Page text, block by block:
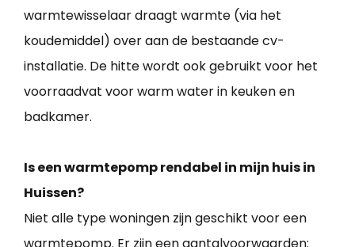
warmtewisselaar draagt warmte (via het
koudemiddel) over aan de bestaande cv-
installatie. De hitte wordt ook gebruikt voor het
voorraadvat voor warm water in keuken en
badkamer.
Is een warmtepomp rendabel in mijn huis in
Huissen?
Niet alle type woningen zijn geschikt voor een
warmtepomp. Er zijn een aantalvoorwaarden: